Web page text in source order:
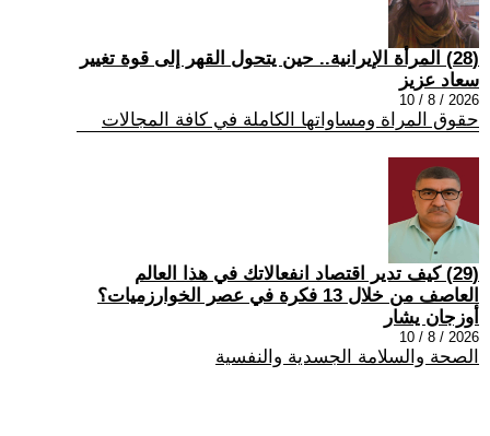
(28) المرأة الإيرانية.. حين يتحول القهر إلى قوة تغيير
سعاد عزيز
2026 / 8 / 10
حقوق المراة ومساواتها الكاملة في كافة المجالات
(29) كيف تدير اقتصاد انفعالاتك في هذا العالم
العاصف من خلال 13 فكرة في عصر الخوارزميات؟
أوزجان يشار
2026 / 8 / 10
الصحة والسلامة الجسدية والنفسية